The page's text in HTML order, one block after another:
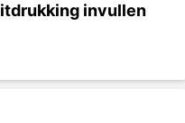
invullen